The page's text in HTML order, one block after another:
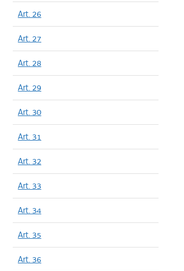
Art. 26
Art. 27
Art. 28
Art. 29
Art. 30
Art. 31
Art. 32
Art. 33
Art. 34
Art. 35
Art. 36